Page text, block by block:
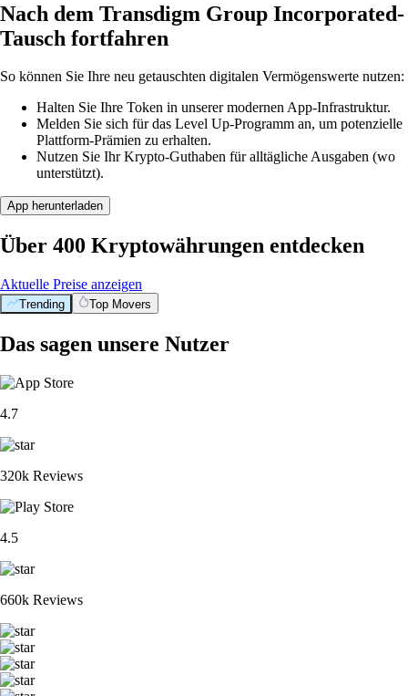
Nach dem Transdigm Group Incorporated-
Tausch fortfahren
So können Sie Ihre neu getauschten digitalen Vermögenswerte nutzen:
Halten Sie Ihre Token in unserer modernen App-Infrastruktur.
Melden Sie sich für das Level Up-Programm an, um potenzielle
Plattform-Prämien zu erhalten.
Nutzen Sie Ihr Krypto-Guthaben für alltägliche Ausgaben (wo
unterstützt).
App herunterladen
Über 400 Kryptowährungen entdecken
Aktuelle Preise anzeigen
Trending Top Movers
Das sagen unsere Nutzer
4.7
320k Reviews
4.5
660k Reviews